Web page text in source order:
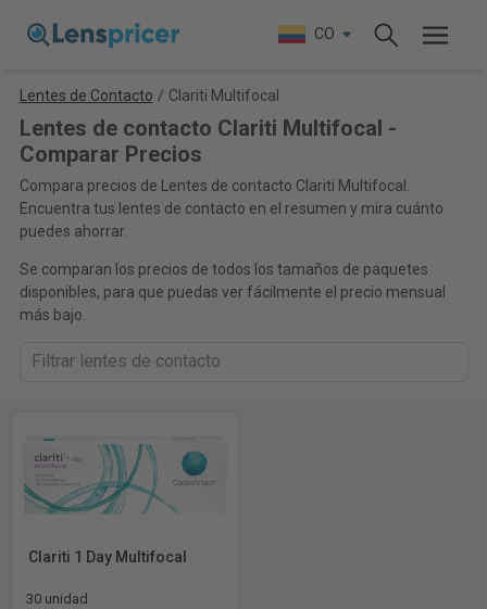
CO
Lentes de Contacto / Clariti Multifocal
Lentes de contacto Clariti Multifocal -
Comparar Precios
Compara precios de Lentes de contacto Clariti Multifocal.
Encuentra tus lentes de contacto en el resumen y mira cuánto
puedes ahorrar.
Se comparan los precios de todos los tamaños de paquetes
disponibles, para que puedas ver fácilmente el precio mensual
más bajo.
Clariti 1 Day Multifocal
30 unidad